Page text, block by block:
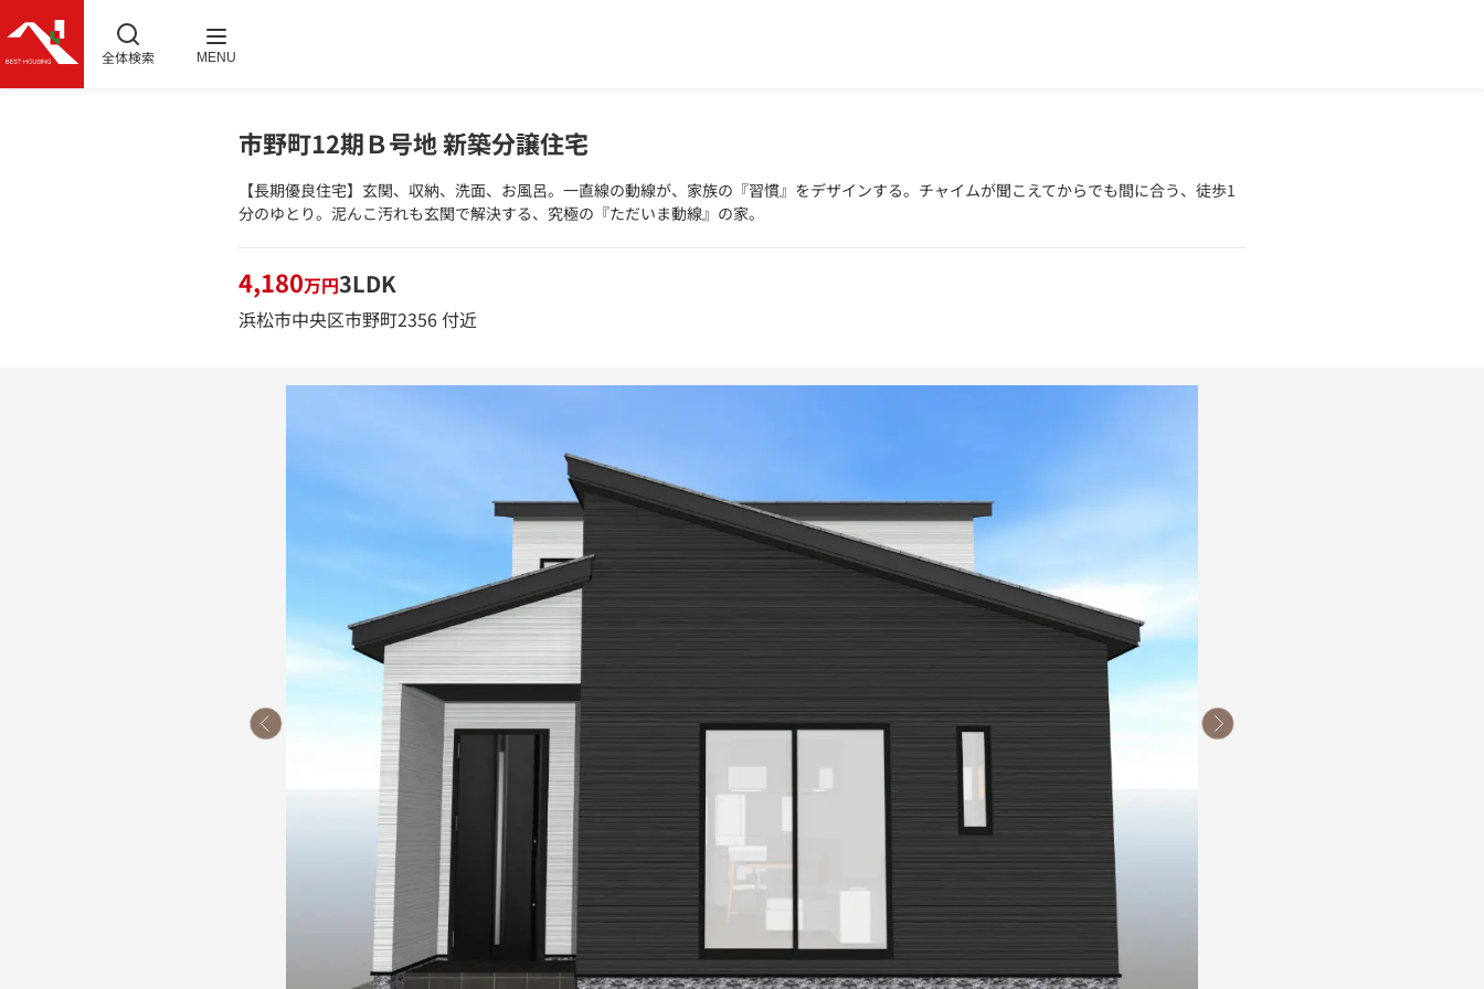
全体検索 MENU
市野町12期Ｂ号地 新築分譲住宅
【長期優良住宅】玄関、収納、洗面、お風呂。一直線の動線が、家族の『習慣』をデザインする。チャイムが聞こえてからでも間に合う、徒歩1
分のゆとり。泥んこ汚れも玄関で解決する、究極の『ただいま動線』の家。
4,180万円3LDK
浜松市中央区市野町2356 付近